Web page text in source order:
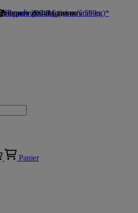
prévu : 1-3 jours ouvrables
à partir de 49 € (jusqu'à 59 kg)*
Retours gratuits
dans > 200 magasins
Panier